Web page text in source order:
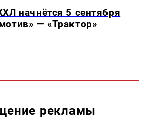
начнётся 5 сентября
— «Трактор»
рекламы